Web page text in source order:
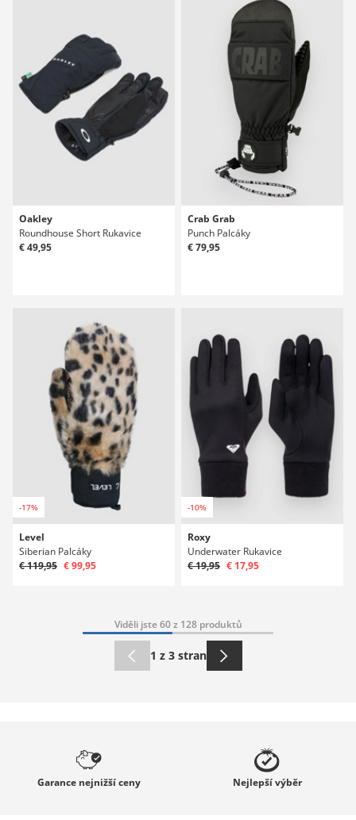
Oakley
Roundhouse Short Rukavice
€ 49,95
Crab Grab
Punch Palcáky
€ 79,95
-17%
Level
Siberian Palcáky
€ 119,95 € 99,95
-10%
Roxy
Underwater Rukavice
€ 19,95 € 17,95
Viděli jste 60 z 128 produktů
1 z 3 stran
Garance nejnižší ceny Nejlepšívýběr